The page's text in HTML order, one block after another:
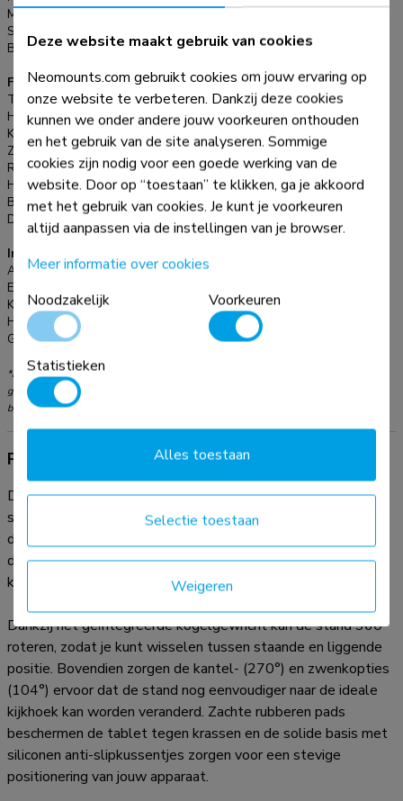
veranderd. Zachte rubberen pads beschermen de tablet
tegen krassen en de solide basis met siliconen anti-
slipkussentjes zorgen voor een stevige positionering van
jouw apparaat.
Max. draagvermogen:
Schermen:
Bureaumontage:
Voet
Functionaliteit
Type:
Kantelen, Roteren, Zwenken
Hoogteverstelling:
0-47 cm
Kantelen (graden):
270°
Zwenken (graden):
104°
Roteren (graden):
360°
Hoogte:
47 cm
Breedte:
16 cm
Diepte:
16 cm
Informatie
Artikelnummer:
DS15-550BL1
EAN:
Kleur:
Hoofdmateriaal:
Garantie:
*NB. De vermelde inch-maten zijn slechts een indicatie, gecombineerd met het
gewicht en de VESA-maten. Het maximale gewicht en de VESA-maat zijn absolute
beperkingen voor de producten en dienen niet te worden overschreden.
Productinformatie
De Neomounts DS15-550BL1 is een universele tablet
stand voor tablets van 4,7" tot 12,9" met een
draagvermogen van 1 kg. De tablet stand heeft 3
draaipunten en is ideaal voor handsfree videobellen, een film
kijken of een game spelen.
Dankzij het geïntegreerde kogelgewricht kan de stand 360°
roteren, zodat je kunt wisselen tussen staande en liggende
positie. Bovendien zorgen de kantel- (270°) en zwenkopties
(104°) ervoor dat de stand nog eenvoudiger naar de ideale
kijkhoek kan worden veranderd. Zachte rubberen pads
beschermen de tablet tegen krassen en de solide basis met
siliconen anti-slipkussentjes zorgen voor een stevige
positionering van jouw apparaat.
Deze website maakt gebruik van cookies
Neomounts.com gebruikt cookies om jouw ervaring op
onze website te verbeteren. Dankzij deze cookies
kunnen we onder andere jouw voorkeuren onthouden
en het gebruik van de site analyseren. Sommige
cookies zijn nodig voor een goede werking van de
website. Door op “toestaan” te klikken, ga je akkoord
met het gebruik van cookies. Je kunt je voorkeuren
altijd aanpassen via de instellingen van je browser.
Meer informatie over cookies
Noodzakelijk
Voorkeuren
Statistieken
Weigeren
Selectie toestaan
Alles toestaan